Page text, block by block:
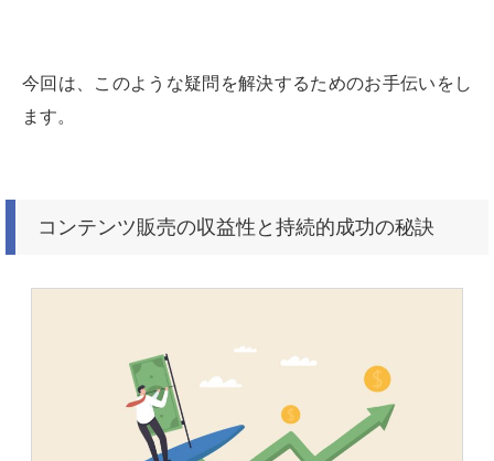
今回は、このような疑問を解決するためのお手伝いをし
ます。
コンテンツ販売の収益性と持続的成功の秘訣